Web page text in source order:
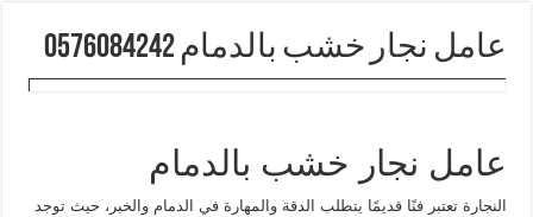
عامل نجار خشب بالدمام 0576084242
عامل نجار خشب بالدمام
النجارة تعتبر فنًا قديمًا يتطلب الدقة والمهارة في الدمام والخبر، حيث توجد